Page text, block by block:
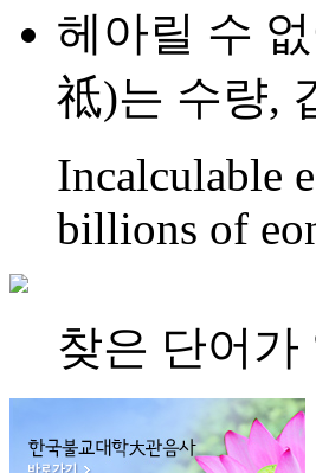
헤아릴 수
祗)는 수량,
Incalculable
billions of
찾은 단어가